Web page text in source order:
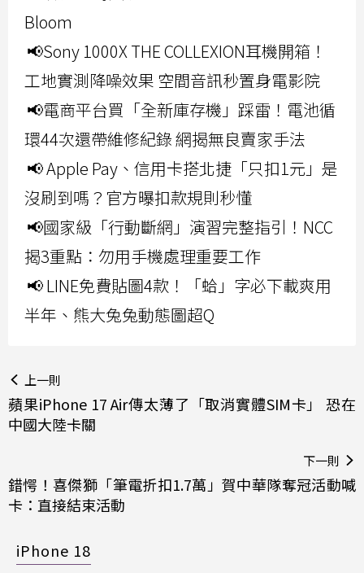
Bloom
📢Sony 1000X THE COLLEXION耳機開箱！
工地實測降噪效果 空間音訊秒置身電影院
📢電商平台買「全新庫存機」踩雷！電池循
環44次還帶維修紀錄 網揭無良賣家手法
📢 Apple Pay、信用卡搭北捷「只扣1元」是
沒刷到嗎？官方曝扣款規則秒懂
📢國家級「行動斷網」演習完整指引！NCC
揭3重點：勿用手機處理重要工作
📢 LINE免費貼圖4款！「蛤」字必下載爽用
半年、熊大兔兔動態圖超Q
上一則
蘋果iPhone 17 Air傳太薄了「取消實體SIM卡」 恐在
中國大陸卡關
下一則
錯愕！喜傑獅「筆電折扣1.7萬」賀中華隊奪冠活動喊
卡：直接結束活動
iPhone 18